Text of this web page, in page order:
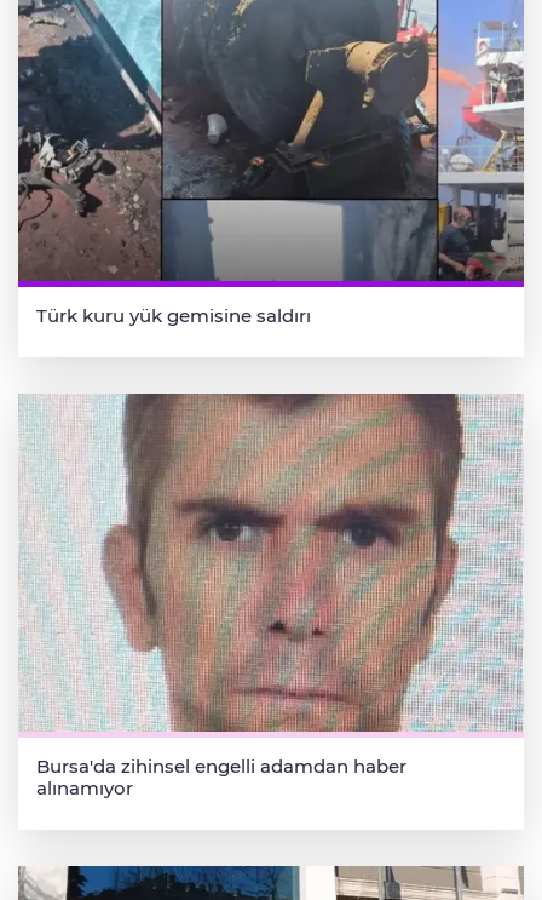
Türk kuru yük gemisine saldırı
Bursa'da zihinsel engelli adamdan haber
alınamıyor